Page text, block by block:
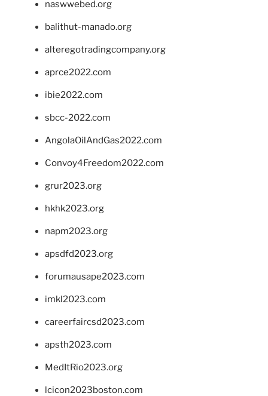
naswwebed.org
balithut-manado.org
alteregotradingcompany.org
aprce2022.com
ibie2022.com
sbcc-2022.com
AngolaOilAndGas2022.com
Convoy4Freedom2022.com
grur2023.org
hkhk2023.org
napm2023.org
apsdfd2023.org
forumausape2023.com
imkl2023.com
careerfaircsd2023.com
apsth2023.com
MedItRio2023.org
lcicon2023boston.com